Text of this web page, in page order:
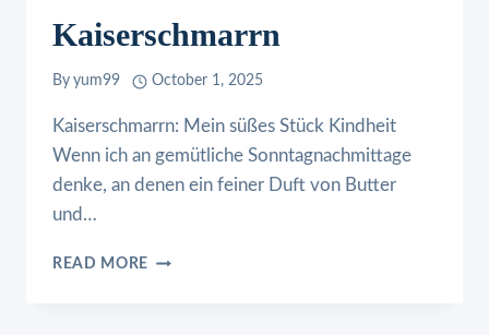
Kaiserschmarrn
By yum99 October 1, 2025
Kaiserschmarrn: Mein süßes Stück Kindheit
Wenn ich an gemütliche Sonntagnachmittage
denke, an denen ein feiner Duft von Butter
und…
READ MORE KAISERSCHMARRN